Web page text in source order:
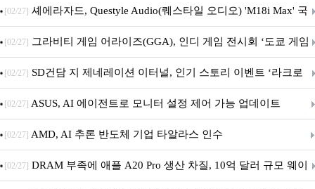
[02/27] 셰에라자드, Questyle Audio(퀘스타일 오디오) 'M18i Max' 국
내 정식 출시
[02/27] 그라비티 게임 어라이즈(GGA), 인디 게임 전시회 ‘도쿄 게임
던전 13’ 참가!
[02/27] SD건담 지 제네레이션 이터널, 인기 스토리 이벤트 ‘라크로
아의 용사’ 재개최 및 풍성한 기념 이벤트 실시!
[02/27] ASUS, AI 에이전트로 모니터 설정 제어 가능 업데이트
[02/27] AMD, AI 추론 반도체 기업 타알라스 인수
[02/27] DRAM 부족에 애플 A20 Pro 생산 차질, 10억 달러 규모 웨이